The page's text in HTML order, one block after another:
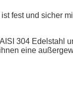
fest und sicher
304 Edelstahl
eine